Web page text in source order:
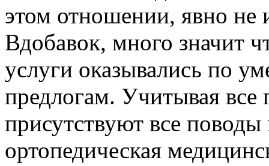
этом отношении, явно не
Вдобавок, много значит
услуги оказывались по
предлогам. Учитывая
присутствуют все поводы
ортопедическая